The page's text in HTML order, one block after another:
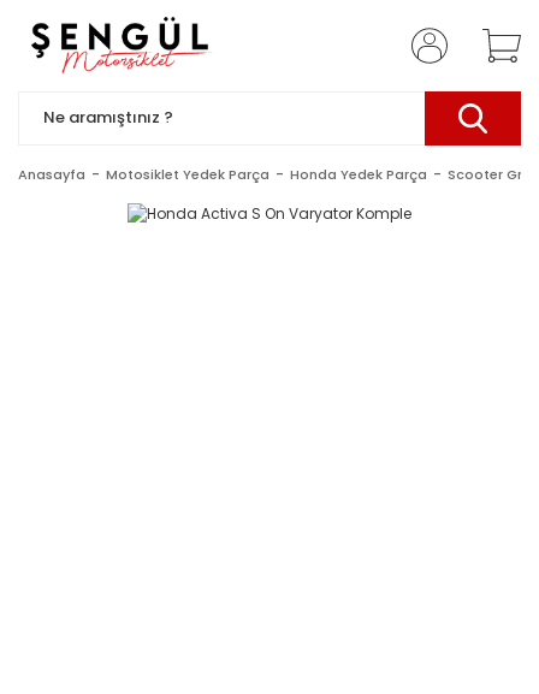
Anasayfa Motosiklet Yedek Parça Honda Yedek Parça Scooter